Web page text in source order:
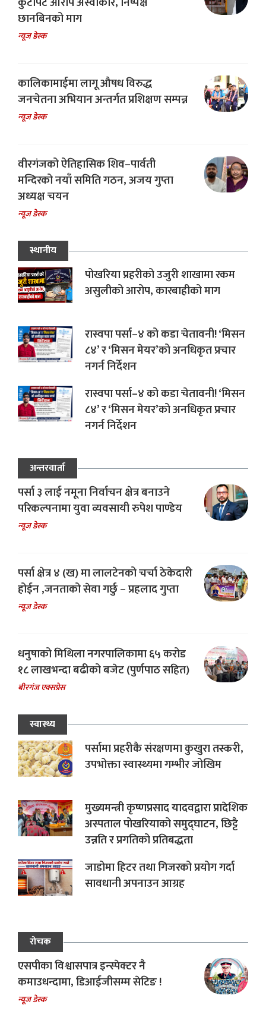
छानबिनको माग
न्यूज डेस्क
कालिकामाईमा लागू औषध विरुद्ध
जनचेतना अभियान अन्तर्गत प्रशिक्षण सम्पन्न
न्यूज डेस्क
वीरगंजको ऐतिहासिक शिव–पार्वती
मन्दिरको नयाँ समिति गठन, अजय गुप्ता
अध्यक्ष चयन
न्यूज डेस्क
स्थानीय
पोखरिया प्रहरीको उजुरी शाखामा रकम
असुलीको आरोप, कारबाहीको माग
रास्वपा पर्सा–४ को कडा चेतावनी! ‘मिसन
८४’ र ‘मिसन मेयर’को अनधिकृत प्रचार
नगर्न निर्देशन
रास्वपा पर्सा–४ को कडा चेतावनी! ‘मिसन
८४’ र ‘मिसन मेयर’को अनधिकृत प्रचार
नगर्न निर्देशन
अन्तरवार्ता
पर्सा ३ लाई नमूना निर्वाचन क्षेत्र बनाउने
परिकल्पनामा युवा व्यवसायी रुपेश पाण्डेय
न्यूज डेस्क
पर्सा क्षेत्र ४ (ख) मा लालटेनको चर्चा ठेकेदारी
होईन ,जनताको सेवा गर्छु – प्रहलाद गुप्ता
न्यूज डेस्क
धनुषाको मिथिला नगरपालिकामा ६५ करोड
१८ लाखभन्दा बढीको बजेट (पुर्णपाठ सहित)
बीरगंज एक्सप्रेस
स्वास्थ्य
पर्सामा प्रहरीकै संरक्षणमा कुखुरा तस्करी,
उपभोक्ता स्वास्थ्यमा गम्भीर जोखिम
मुख्यमन्त्री कृष्णप्रसाद यादवद्वारा प्रादेशिक
अस्पताल पोखरियाको समुद्घाटन, छिट्टै
उन्नति र प्रगतिको प्रतिबद्धता
जाडोमा हिटर तथा गिजरको प्रयोग गर्दा
सावधानी अपनाउन आग्रह
रोचक
एसपीका विश्वासपात्र इन्स्पेक्टर नै
कमाउधन्दामा, डिआईजीसम्म सेटिङ !
न्यूज डेस्क